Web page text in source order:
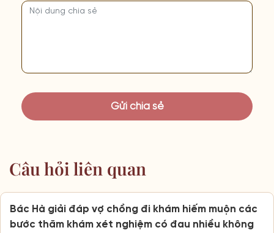
Câu hỏi liên quan
Bác Hà giải đáp vợ chồng đi khám hiếm muộn các
bước thăm khám xét nghiệm có đau nhiều không